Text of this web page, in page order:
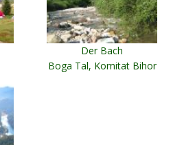
Der Bach
Boga Tal, Komitat Bihor